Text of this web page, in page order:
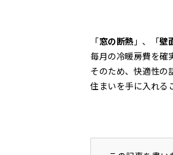
「窓の断熱 」、「壁
毎月の冷暖房費を確
そのため、快適性の
住まいを手に入れる